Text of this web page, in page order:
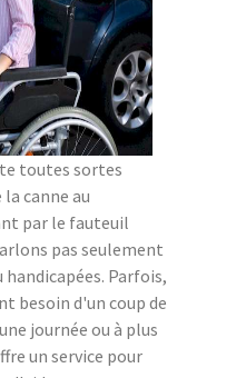
toutes sortes
canne au
par le fauteuil
pas seulement
handicapées. Parfois,
besoin d'un coup de
journée ou à plus
un service pour